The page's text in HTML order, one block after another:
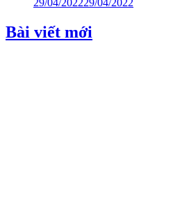
29/04/202229/04/2022
Bài viết mới